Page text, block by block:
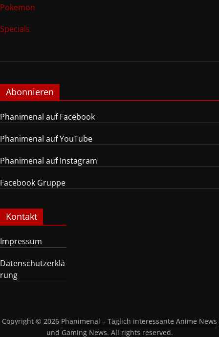
Pokemon
Specials
Abonnieren
Phanimenal auf Facebook
Phanimenal auf YouTube
Phanimenal auf Instagram
Facebook Gruppe
Kontakt
Impressum
Datenschutzerklä
rung
Copyright © 2026 Phanimenal – Täglich interessante Anime News
und Gaming News. All rights reserved.